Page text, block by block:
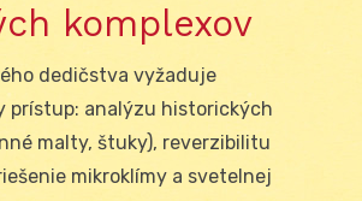
komplexov
dedičstva vyžaduje
prístup: analýzu historických
malty, štuky), reverzibilitu
mikroklímy a svetelnej